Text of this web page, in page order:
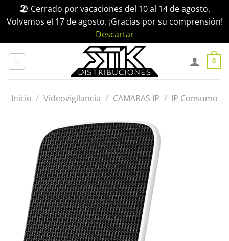
🏖️ Cerrado por vacaciones del 10 al 14 de agosto.
Volvemos el 17 de agosto. ¡Gracias por su comprensión!
Descartar
0
Inicio / Videovigilancia / CAMARAS IP / IP Consumo